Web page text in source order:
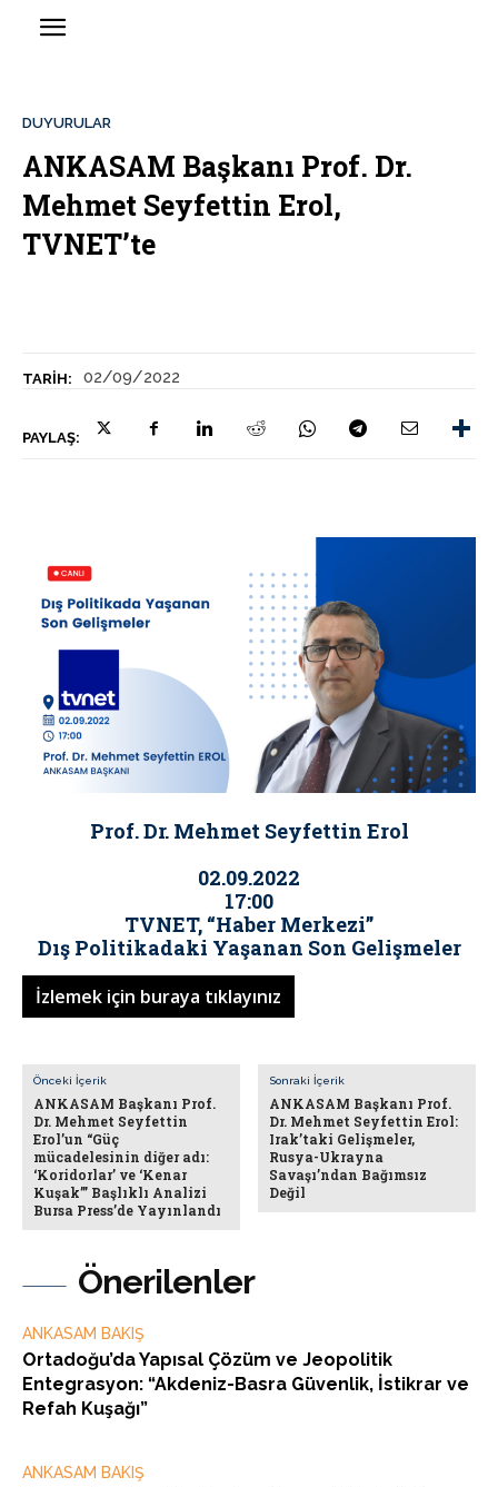
TARIH: 02/09/2022
PAYLAŞ:
DUYURULAR
ANKASAM Başkanı Prof. Dr.
Mehmet Seyfettin Erol,
TVNET’te
Önerilenler
ANKASAM BAKIŞ
Ortadoğu’da Yapısal Çözüm ve Jeopolitik
Entegrasyon: “Akdeniz-Basra Güvenlik, İstikrar ve
Refah Kuşağı”
ANKASAM BAKIŞ
Prof. Dr. Mehmet Seyfettin Erol
02.09.2022
17:00
TVNET, “Haber Merkezi”
Dış Politikadaki Yaşanan Son Gelişmeler
İzlemek için buraya tıklayınız
Önceki İçerik
ANKASAM Başkanı Prof.
Dr. Mehmet Seyfettin
Erol’un “Güç
mücadelesinin diğer adı:
‘Koridorlar’ ve ‘Kenar
Kuşak’” Başlıklı Analizi
Bursa Press’de Yayınlandı
Sonraki İçerik
ANKASAM Başkanı Prof.
Dr. Mehmet Seyfettin Erol:
Irak’taki Gelişmeler,
Rusya-Ukrayna
Savaşı’ndan Bağımsız
Değil